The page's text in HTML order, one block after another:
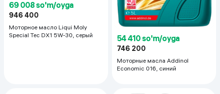
69 008 so'm/oyga
946 400
Моторное масло Liqui Moly
Special Tec DX1 5W-30, серый
54 410 so'm/oyga
746 200
Моторные масла Addinol
Economic 016, синий